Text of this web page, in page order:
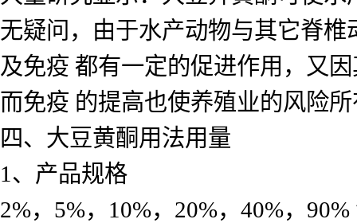
无疑问，由于水产动物与其它脊
及免疫 都有一定的促进作用，又
而免疫 的提高也使养殖业的风险
四、大豆黄酮用法用量
1、产品规格
2%，5%，10%，20%，40%，